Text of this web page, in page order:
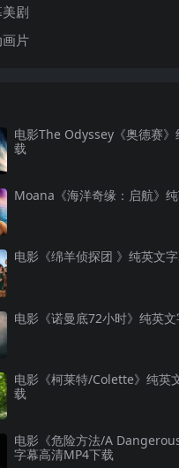
剧
片
电影The Odyssey《奥德赛
载
Moana《海洋奇缘：启航》
电影《绵羊侦探团 》纯英文
电影《诺曼底72小时》纯英
电影《柯莱特/Colette》纯英
载
电影《危险方法/A
字幕高清MP4下载